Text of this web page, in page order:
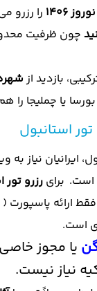
1406
را رزرو
چون ظرفیت
بازدید از
یا چملیجا
استانبول
ایرانیان نیاز به
است. برای رزرو تور
فقط ارائه پاسپورت (
یا مجوز خاصی
نیاز نیست.